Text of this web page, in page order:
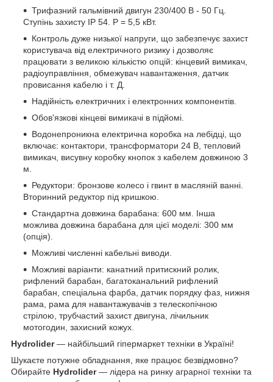
Трифазний гальмівний двигун 230/400 В - 50 Гц.
Ступінь захисту IP 54. P = 5,5 кВт.
Контроль дуже низької напруги, що забезпечує захист
користувача від електричного ризику і дозволяє
працювати з великою кількістю опцій: кінцевий вимикач,
радіоуправління, обмежувач навантаження, датчик
провисання кабелю і т. Д.
Надійність електричних і електронних компонентів.
Обов'язкові кінцеві вимикачі в підйомі.
Водонепроникна електрична коробка на лебідці, що
включає: контактори, трансформатори 24 В, тепловий
вимикач, висувну коробку кнопок з кабелем довжиною 3
м.
Редуктори: бронзове колесо і гвинт в масляній ванні.
Вторинний редуктор під кришкою.
Стандартна довжина барабана: 600 мм. Інша
можлива довжина барабана для цієї моделі: 300 мм
(опція).
Можливі численні кабельні виводи.
Можливі варіанти: канатний притискний ролик,
рифлений барабан, багатоканальний рифлений
барабан, спеціальна фарба, датчик порядку фаз, нижня
рама, рама для навантажувачів з телескопічною
стрілою, трубчастий захист двигуна, лічильник
мотогодин, захисний кожух.
Hydrolider— найбільший гіпермаркет техніки в Україні!
Шукаєте потужне обладнання, яке працює безвідмовно?
Обирайте Hydrolider— лідера на ринку аграрної техніки та